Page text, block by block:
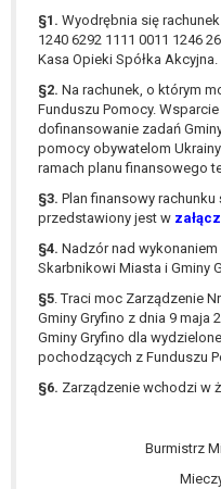
§1. Wyodrębnia się
1240 6292 1111 0011 1246
Kasa Opieki Spółka Akcyjna.
§2. Na rachunek, o którym
Funduszu Pomocy.
dofinansowanie zadań
pomocy obywatelom
ramach planu finansowego
§3. Plan finansowy
przedstawiony jest w
§4. Nadzór nad
Skarbnikowi Miasta i Gminy
§5. Traci moc Zarządzenie
Gminy Gryfino z dnia 9 maja
Gminy Gryfino dla
pochodzących z Funduszu
§6. Zarządzenie wchodzi w
Burmistrz
nadrzędnych
wolności
obrony
W przypadku gdy
na przetwarzanie
cofnięcia tej zgody
Cofnięcie to nie ma
przetwarzania,
zgody przed jej
Przysługuje Pani/
przetwarzanie
Organem
Prezes Urzędu